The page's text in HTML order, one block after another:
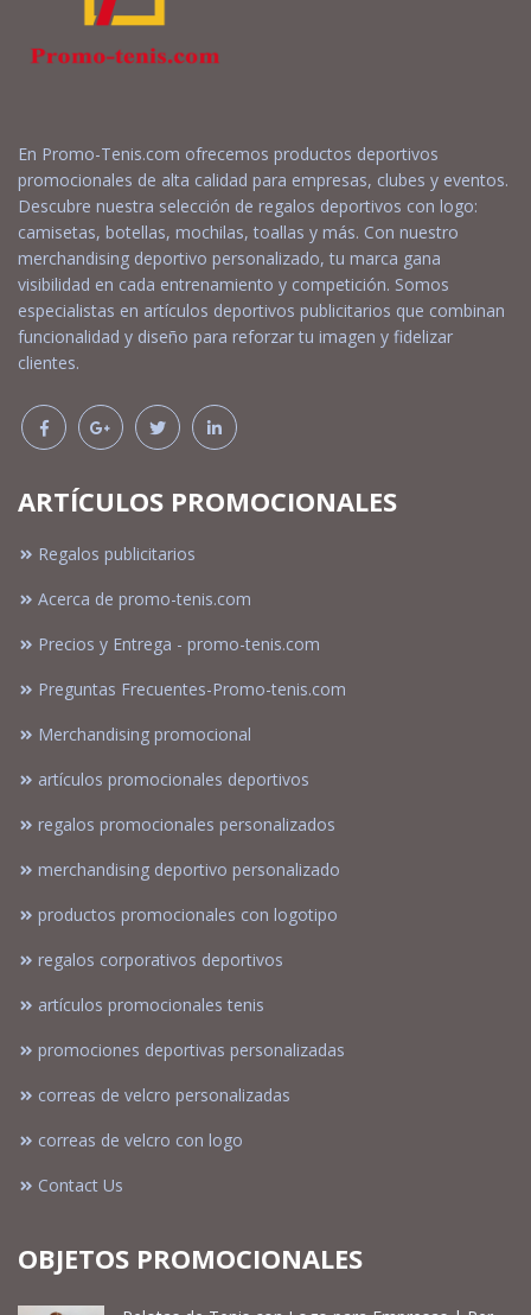
En Promo-Tenis.com ofrecemos productos deportivos
promocionales de alta calidad para empresas, clubes y eventos.
Descubre nuestra selección de regalos deportivos con logo:
camisetas, botellas, mochilas, toallas y más. Con nuestro
merchandising deportivo personalizado, tu marca gana
visibilidad en cada entrenamiento y competición. Somos
especialistas en artículos deportivos publicitarios que combinan
funcionalidad y diseño para reforzar tu imagen y fidelizar
clientes.
ARTÍCULOS PROMOCIONALES
Regalos publicitarios
Acerca de promo-tenis.com
Precios y Entrega - promo-tenis.com
Preguntas Frecuentes-Promo-tenis.com
Merchandising promocional
artículos promocionales deportivos
regalos promocionales personalizados
merchandising deportivo personalizado
productos promocionales con logotipo
regalos corporativos deportivos
artículos promocionales tenis
promociones deportivas personalizadas
correas de velcro personalizadas
correas de velcro con logo
Contact Us
OBJETOS PROMOCIONALES